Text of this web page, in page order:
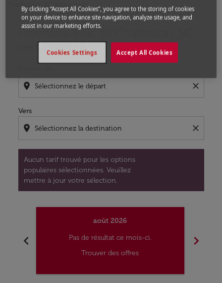
Charleston, SC a Istanbul
Prochains Vols de Charleston, SC
vers Istanbul
location_on close
Vers
location_on close
Aucun tarif trouvé pour les options
populaires sélectionnées. Veuillez
mettre à jour votre sélection.
Aucun tarif trouvé pour les options populaires
chevron_left
août 2026
Pas de résultat ce mois-ci.
Trouver des offres
chevron_right
By clicking “Accept All Cookies”, you agree to the storing of cookies
on your device to enhance site navigation, analyze site usage, and
assist in our marketing efforts.
Accept All Cookies
Cookies Settings